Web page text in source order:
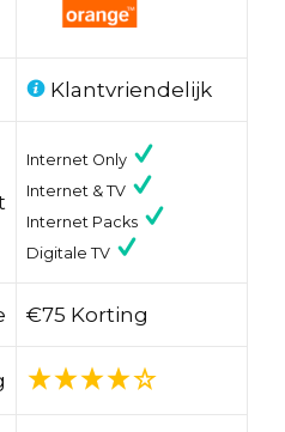
Klantvriendelijk
Internet Only
Internet & TV
Internet Packs
Digitale TV
€75 Korting